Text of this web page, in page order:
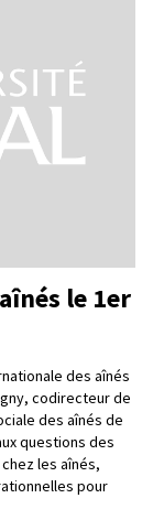
le 1er
des aînés
codirecteur de
des aînés de
questions des
les aînés,
pour